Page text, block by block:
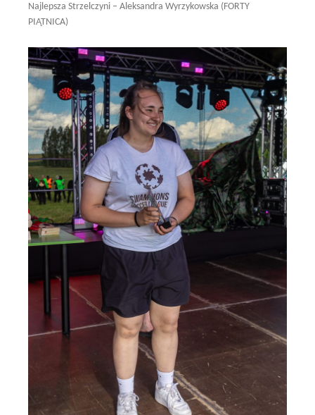
Najlepsza Strzelczyni – Aleksandra Wyrzykowska (FORTY
PIĄTNICA)